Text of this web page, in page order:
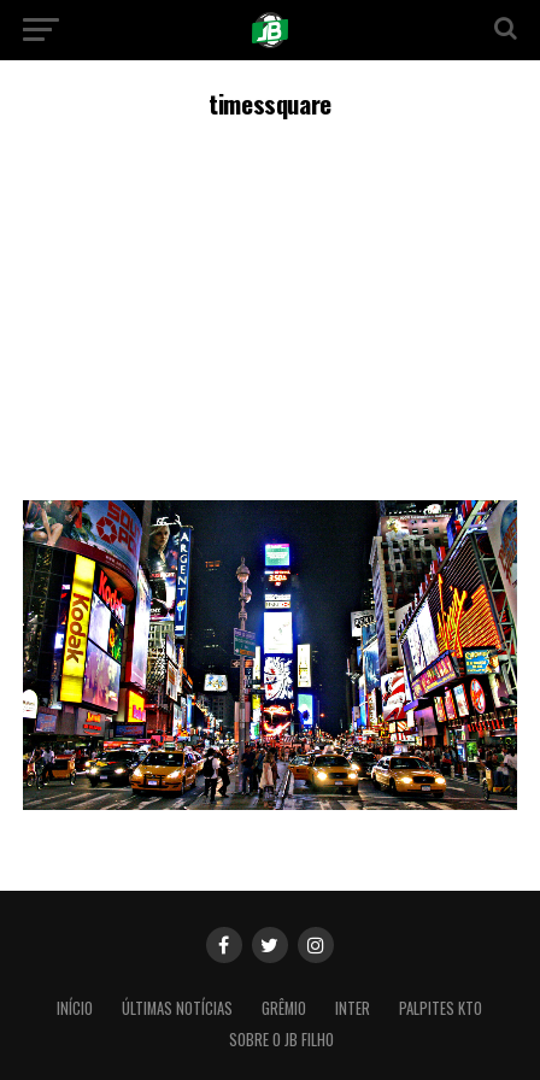
timessquare
INÍCIO ÚLTIMAS NOTÍCIAS GRÊMIO INTER
PALPITES KTO
SOBRE O JB FILHO